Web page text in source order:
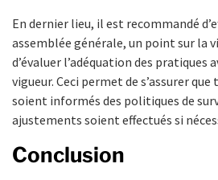
En dernier lieu, il est recommandé
assemblée générale, un point sur la
d’évaluer l’adéquation des pratiques
vigueur. Ceci permet de s’assurer
soient informés des politiques de
ajustements soient effectués si
Conclusion